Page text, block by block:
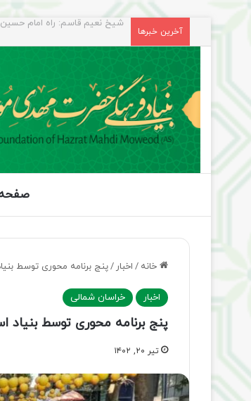
آخرین خبرها راهپیمایی اربعین، رزمایش
خانه / اخبار /پنج برنامه محوری توسط
اخبار خراسان شمالی
پنج برنامه محوری توسط بنیاد
تیر ۲۰, ۱۴۰۲